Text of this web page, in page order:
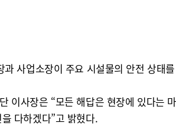
과 사업소장이 주요 시설물의 안전 상태
이사장은 “모든 해답은 현장에 있다는
다하겠다”고 밝혔다.